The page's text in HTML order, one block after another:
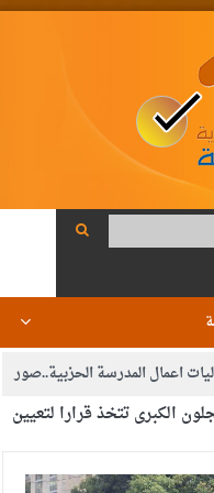
اعمال المدرسة الحزبية..صور
في الحقوق والقانون
الكبرى تتخذ قرارا لتعيين